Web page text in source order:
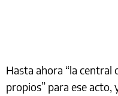
Hasta ahora “la
propios” para ese